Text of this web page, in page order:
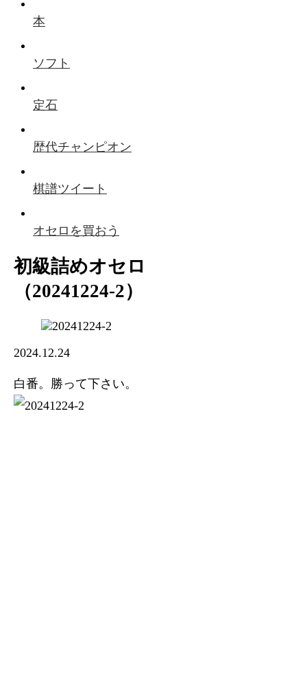
本
ソフト
定石
歴代チャンピオン
棋譜ツイート
オセロを買おう
初級詰めオセロ
（20241224-2）
2024.12.24
白番。勝って下さい。